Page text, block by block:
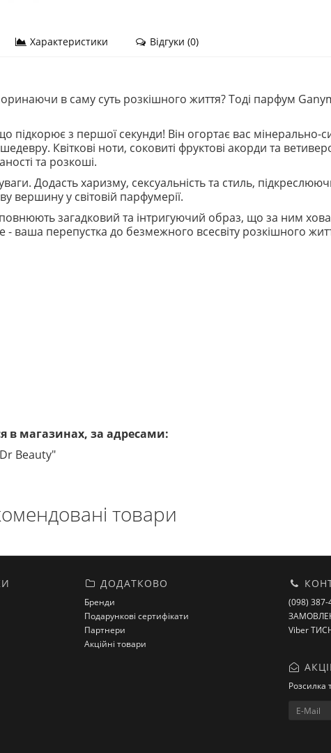
Характеристики Відгуки (0)
в саму суть розкішного життя? Тоді парфум
підкорює з першої секунди! Він огортає вас
Квіткові ноти, соковиті фруктові акорди та
та розкоші.
Додасть харизму, сексуальність та стиль,
вершину у світовій парфумерії.
загадковий та інтригуючий образ, що за ним
ваша перепустка до безмежного всесвіту розкішного
в магазинах, за адресами:
Beauty"
товари
ДОДАТКОВО
Бренди
Подарункові сертифікати
Партнери
Акційні товари
(098)
Viber
Розсилка